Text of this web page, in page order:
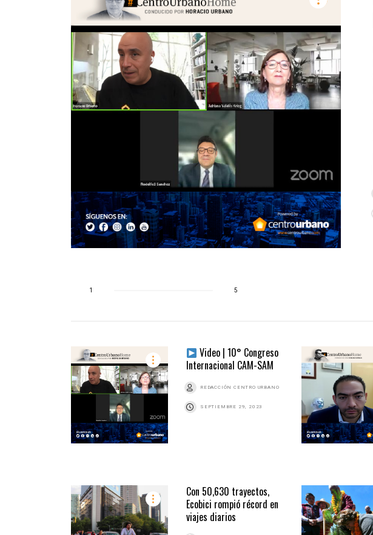
1 5
Video | 10° Congreso
Internacional CAM-SAM
REDACCIÓN CENTRO URBANO
SEPTIEMBRE 29, 2023
Con 50,630 trayectos,
Ecobici rompió récord en
viajes diarios